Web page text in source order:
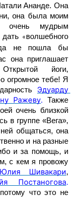
Ананде. Она
она была моим
очень мудрым
дать «волшебного
не пошла бы
она приглашает
йоги,
огромное тебе! Я
Эдуарду
Ражеву.
Также
очень близкой
в группе «Вега»,
общаться, она
и на разные
и за помощь, и
с кем я провожу
Юлия Шивакари,
Постаногова.
что это не